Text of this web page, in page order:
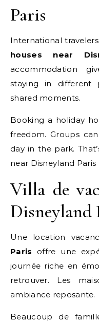
Paris
International
houses near
accommodation
staying in different
shared moments.
Booking a holiday
freedom. Groups
day in the park.
near Disneyland
Villa de
Disneyland
Une location
Paris offre une
journée riche en
retrouver. Les
ambiance reposante.
Beaucoup de